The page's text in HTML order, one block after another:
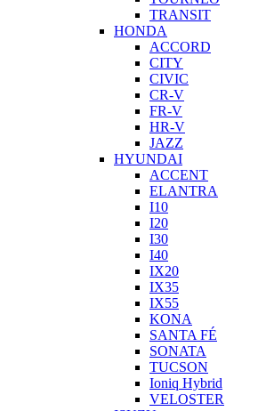
TRANSIT
HONDA
ACCORD
CITY
CIVIC
CR-V
FR-V
HR-V
JAZZ
HYUNDAI
ACCENT
ELANTRA
I10
I20
I30
I40
IX20
IX35
IX55
KONA
SANTA FÉ
SONATA
TUCSON
Ioniq Hybrid
VELOSTER